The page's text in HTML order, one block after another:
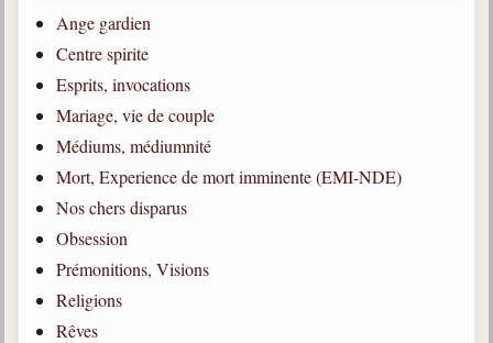
Esprits
Médiums
Les hommes
Allan Kardec
1804-1869
Léon Denis
1846-1927
Gabriel Delanne
1857-1926
Ange gardien
Centre spirite
Esprits, invocations
Mariage, vie de couple
Médiums, médiumnité
Mort, Experience de mort imminente (EMI-NDE)
Nos chers disparus
Obsession
Prémonitions, Visions
Religions
Rêves